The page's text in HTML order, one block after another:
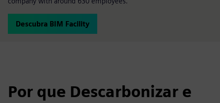
Descubra BIM Facility
Por que Descarbonizar e